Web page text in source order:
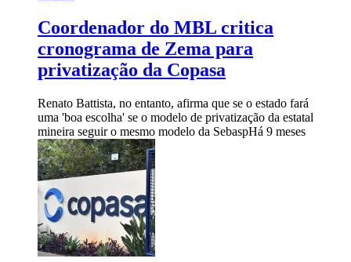
Coordenador do MBL critica
cronograma de Zema para
privatização da Copasa
Renato Battista, no entanto, afirma que se o estado fará
uma 'boa escolha' se o modelo de privatização da estatal
mineira seguir o mesmo modelo da SebaspHá 9 meses